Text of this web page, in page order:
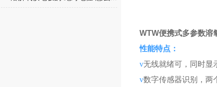
WTW便携式多参数溶
性能特点：
v无线就绪可，同时显
v数字传感器识别，两